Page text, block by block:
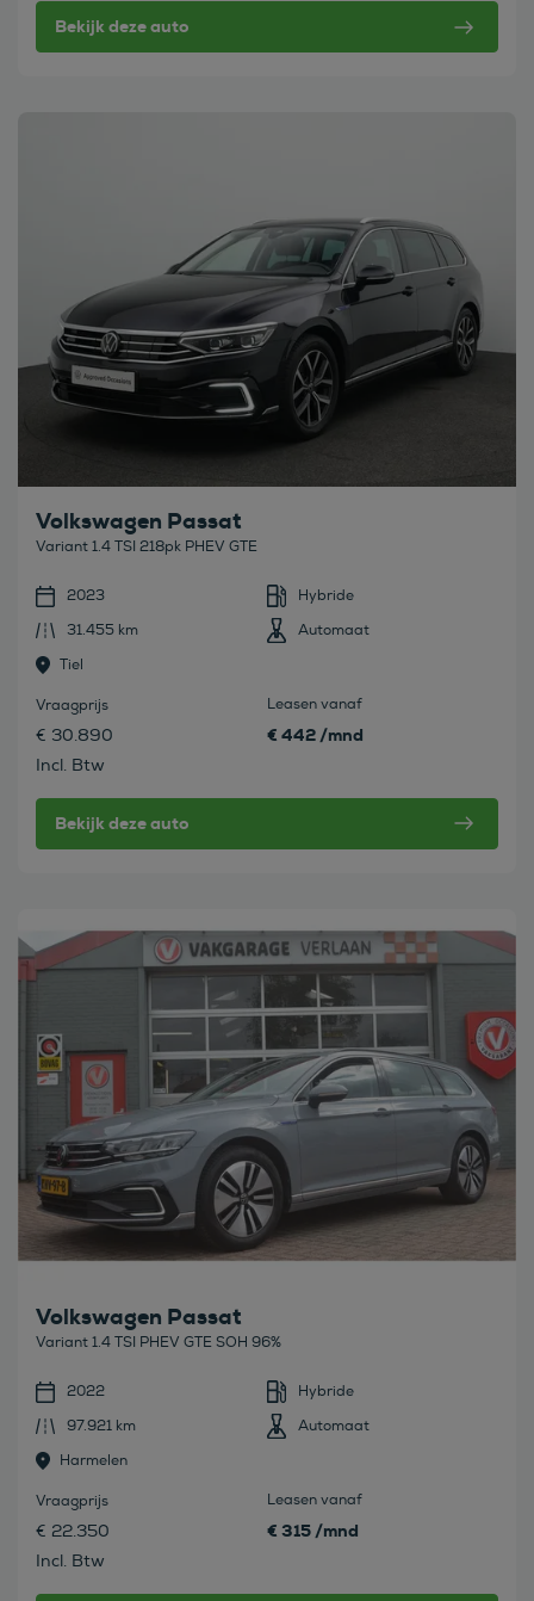
Bekijk deze auto
Volkswagen Passat
Variant 1.4 TSI 218pk PHEV GTE
2023
Hybride
31.455 km
Automaat
Tiel
Vraagprijs
€ 30.890
Incl. Btw
Leasen vanaf
€ 442 /mnd
Bekijk deze auto
Bekijk deze auto
Volkswagen Passat
Variant 1.4 TSI PHEV GTE SOH 96%
2022
Hybride
97.921 km
Automaat
Harmelen
Vraagprijs
€ 22.350
Incl. Btw
Leasen vanaf
€ 315 /mnd